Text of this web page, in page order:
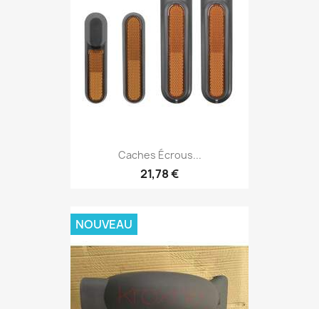
Caches Écrous...
21,78 €
NOUVEAU